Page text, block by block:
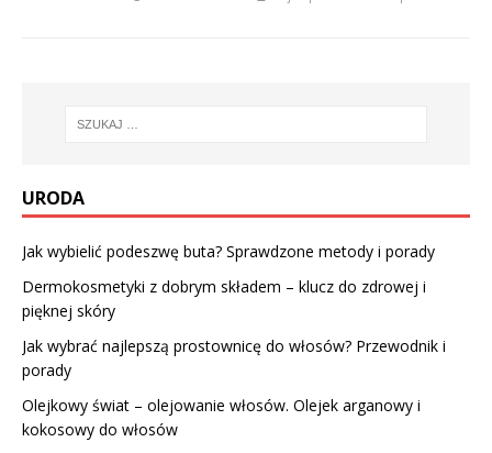
URODA
Jak wybielić podeszwę buta? Sprawdzone metody i porady
Dermokosmetyki z dobrym składem – klucz do zdrowej i
pięknej skóry
Jak wybrać najlepszą prostownicę do włosów? Przewodnik i
porady
Olejkowy świat – olejowanie włosów. Olejek arganowy i
kokosowy do włosów